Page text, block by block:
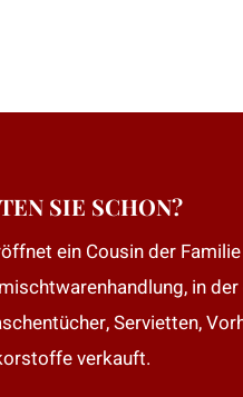
SIE SCHON?
ein Cousin der
in
Servietten,
verkauft.